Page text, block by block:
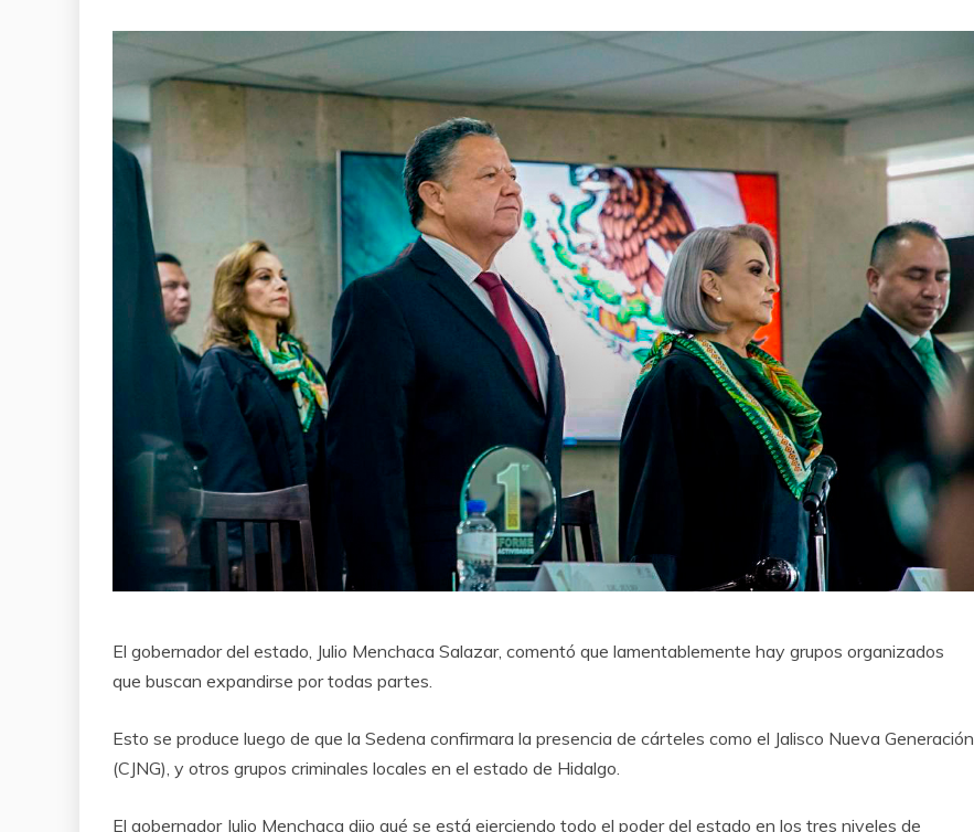
El gobernador del estado, Julio Menchaca Salazar, comentó que lamentablemente hay grupos organizados
que buscan expandirse por todas partes.
Esto se produce luego de que la Sedena confirmara la presencia de cárteles como el Jalisco Nueva Generación
(CJNG), y otros grupos criminales locales en el estado de Hidalgo.
El gobernador Julio Menchaca dijo qué se está ejerciendo todo el poder del estado en los tres niveles de